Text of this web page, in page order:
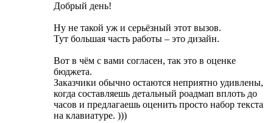
Добрый день!
Ну не такой уж и серьёзный этот вызов.
Тут большая часть работы – это дизайн.
Вот в чём с вами согласен, так это в оценке
бюджета.
Заказчики обычно остаются неприятно удивлены,
когда составляешь детальный роадмап вплоть до
часов и предлагаешь оценить просто набор текста
на клавиатуре. )))